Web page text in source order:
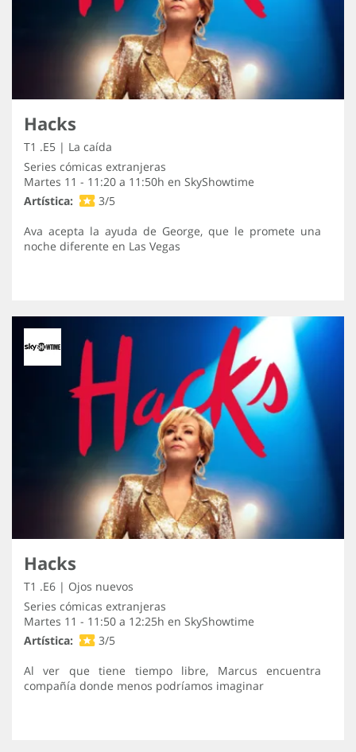
Hacks
T1 .E5 | La caída
Series cómicas extranjeras
Martes 11 - 11:20 a 11:50h en SkyShowtime
Artística:
3/5
Ava acepta la ayuda de George, que le promete una
noche diferente en Las Vegas
Hacks
T1 .E6 | Ojos nuevos
Series cómicas extranjeras
Martes 11 - 11:50 a 12:25h en SkyShowtime
Artística:
3/5
Al ver que tiene tiempo libre, Marcus encuentra
compañía donde menos podríamos imaginar